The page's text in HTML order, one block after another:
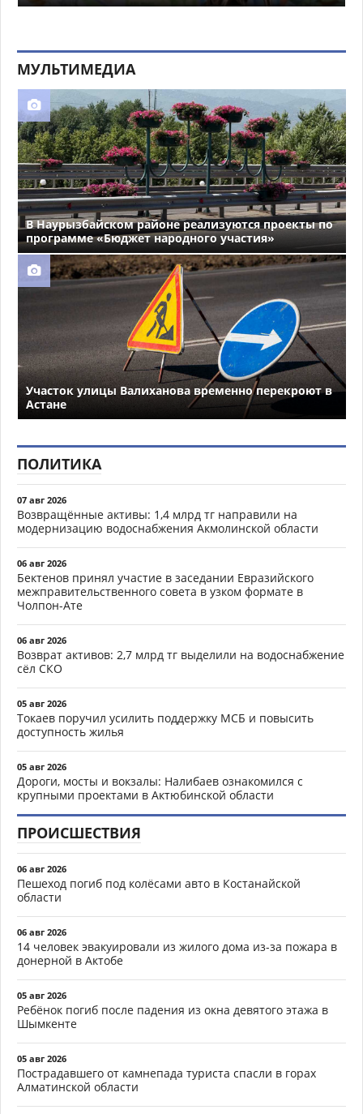
МУЛЬТИМЕДИА
В Наурызбайском районе реализуются проекты по
программе «Бюджет народного участия»
Участок улицы Валиханова временно перекроют в
Астане
ПОЛИТИКА
07 авг 2026
Возвращённые активы: 1,4 млрд тг направили на
модернизацию водоснабжения Акмолинской области
06 авг 2026
Бектенов принял участие в заседании Евразийского
межправительственного совета в узком формате в
Чолпон-Ате
06 авг 2026
Возврат активов: 2,7 млрд тг выделили на водоснабжение
сёл СКО
05 авг 2026
Токаев поручил усилить поддержку МСБ и повысить
доступность жилья
05 авг 2026
Дороги, мосты и вокзалы: Налибаев ознакомился с
крупными проектами в Актюбинской области
ПРОИСШЕСТВИЯ
06 авг 2026
Пешеход погиб под колёсами авто в Костанайской
области
06 авг 2026
14 человек эвакуировали из жилого дома из-за пожара в
донерной в Актобе
05 авг 2026
Ребёнок погиб после падения из окна девятого этажа в
Шымкенте
05 авг 2026
Пострадавшего от камнепада туриста спасли в горах
Алматинской области